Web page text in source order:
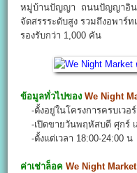
หมู่บ้านปัญญา ถนนปัญญาอินท
จัดสรรระดับสูง รวมถึงอพาร์
รองรับกว่า 1,000 คัน
ข้อมูลทั่วไปของ We Night
-ตั้งอยู่ในโครงการครบเวอ
-เปิดขายวันพฤหัสบดี ศุกร์ เ
-ตั้งแต่เวลา 18:00-24:00 น
ค่าเช่าล็อค We Night Market